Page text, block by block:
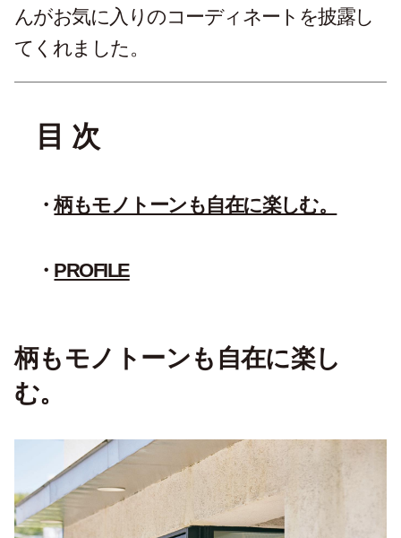
んがお気に入りのコーディネートを披露し
てくれました。
目 次
柄もモノトーンも自在に楽しむ。
PROFILE
柄もモノトーンも自在に楽し
む。